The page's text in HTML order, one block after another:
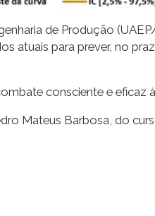
de Produção
atuais para prever, no
consciente e eficaz
Mateus Barbosa, do